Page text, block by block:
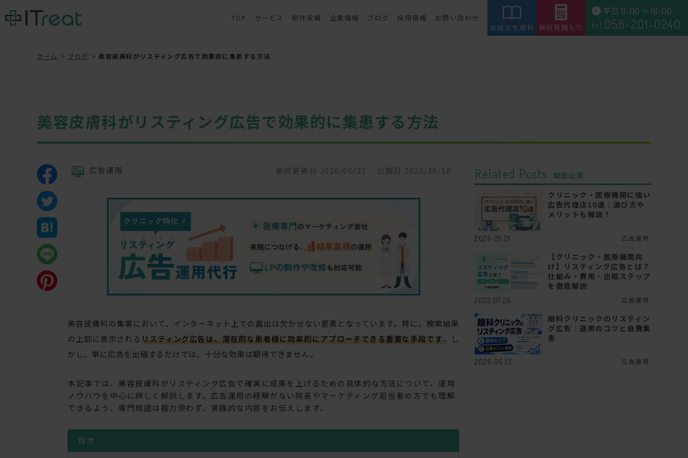
TOP サービス 制作実績 企業情報 ブログ 採用情報
お問い合わせ
お役立ち資料 無料見積もり
ホーム ブログ 美容皮膚科がリスティング広告で効果的に集患する方法
美容皮膚科がリスティング広告で効果的に集患する方法
広告運用 最終更新日:2026/06/22 公開日:2025/10/10
美容皮膚科の集客において、インターネット上での露出は欠かせない要素となっています。特に、検索結果
の上部に表示されるリスティング広告は、潜在的な患者様に効率的にアプローチできる重要な手段です。し
かし、単に広告を出稿するだけでは、十分な効果は期待できません。
本記事では、美容皮膚科がリスティング広告で確実に成果を上げるための具体的な方法について、運用
ノウハウを中心に詳しく解説します。広告運用の経験がない院長やマーケティング担当者の方でも理解
できるよう、専門用語は極力使わず、実践的な内容をお伝えします。
目次
Related Posts
関連記事
クリニック・医療機関に強い
広告代理店10選｜選び方や
メリットも解説！
2026.05.21 広告運用
【クリニック・医療機関向
け】リスティング広告とは？
仕組み・費用・出稿ステップ
を徹底解説
2022.07.26 広告運用
眼科クリニックのリスティン
グ広告｜運用のコツと自費集
患
2026.06.13 広告運用